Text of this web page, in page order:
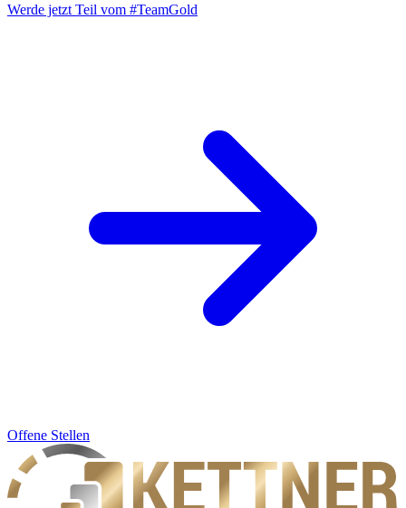
Werde jetzt Teil vom #TeamGold
Offene Stellen